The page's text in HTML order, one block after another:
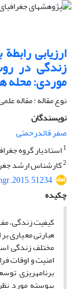
ارزیابی
زندگی در
موردی: محله
نوع مقاله : مقاله
نویسندگان
صفر قائدرحمتی
1استادیار گروه
2کارشناس ارشد
چکیده
عبارتی معیاری
مختلف زندگی
امنیت و اوقات
برنامه­ریزی
پیوسته مورد